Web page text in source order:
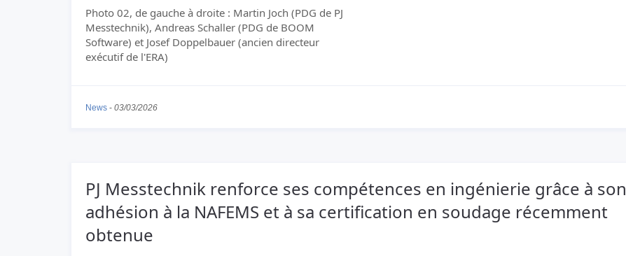
Photo 02, de gauche à droite : Martin Joch (PDG de PJ
Messtechnik), Andreas Schaller (PDG de BOOM
Software) et Josef Doppelbauer (ancien directeur
exécutif de l'ERA)
News - 03/03/2026
PJ Messtechnik renforce ses compétences en ingénierie grâce à son
adhésion à la NAFEMS et à sa certification en soudage récemment
obtenue